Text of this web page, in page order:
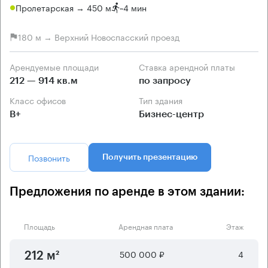
Пролетарская → 450 м ~4 мин
180 м → Верхний Новоспасский проезд
Арендуемые площади
212 — 914 кв.м
Ставка арендной платы
по запросу
Класс офисов
B+
Тип здания
Бизнес-центр
Позвонить Получить презентацию
Предложения по аренде в этом здании:
Площадь Арендная плата Этаж
212 м² 500 000 ₽ 4